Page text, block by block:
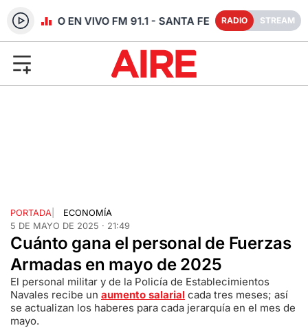
RADIO EN VIVO FM 91.1 - SANTA FE RADIO STREAM
PORTADA
ECONOMÍA
5 DE MAYO DE 2025 · 21:49
Cuánto gana el personal de Fuerzas
Armadas en mayo de 2025
El personal militar y de la Policía de Establecimientos
Navales recibe un aumento salarial cada tres meses; así
se actualizan los haberes para cada jerarquía en el mes de
mayo.